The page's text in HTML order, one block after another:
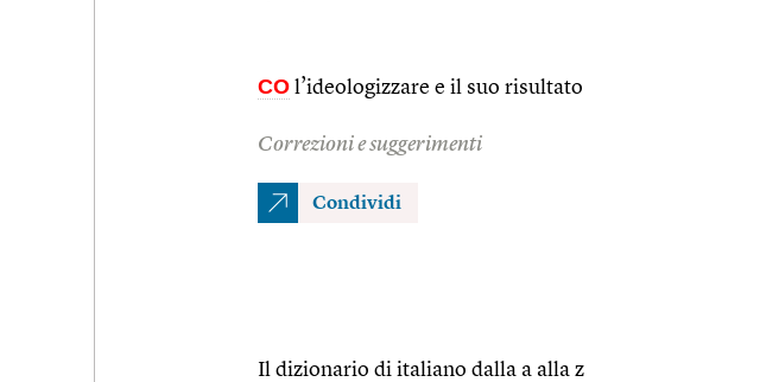
CO l’ideologizzare e il suo risultato
Correzioni e suggerimenti
Condividi
Il dizionario di italiano dalla a alla z